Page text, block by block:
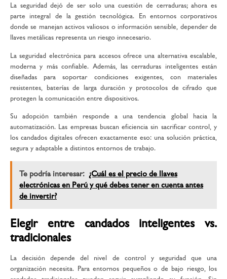
La seguridad dejó de ser solo una cuestión de cerraduras; ahora es
parte integral de la gestión tecnológica. En entornos corporativos
donde se manejan activos valiosos o información sensible, depender de
llaves metálicas representa un riesgo innecesario.
Laseguridad electrónica para accesosofrece una alternativa escalable,
moderna y más confiable. Además, las cerraduras inteligentes están
diseñadas para soportar condiciones exigentes, con materiales
resistentes, baterías de larga duración y protocolos de cifrado que
protegen la comunicación entre dispositivos.
Su adopción también responde a una tendencia global hacia la
automatización. Las empresas buscan eficiencia sin sacrificar control, y
los candados digitales ofrecen exactamente eso: una solución práctica,
segura y adaptable a distintos entornos de trabajo.
Te podría interesar: ¿Cuál es el precio de llaves
electrónicas en Perú y qué debes tener en cuenta antes
de invertir?
Elegir entre candados inteligentes vs.
tradicionales
La decisión depende del nivel de control y seguridad que una
organización necesita. Para entornos pequeños o de bajo riesgo, los